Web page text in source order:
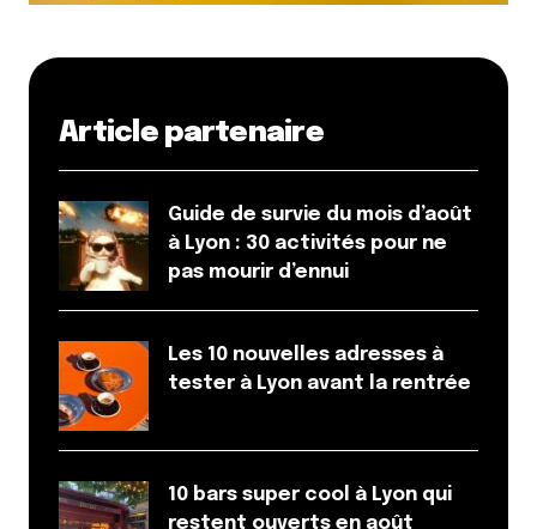
Article partenaire
Guide de survie du mois d’août
à Lyon : 30 activités pour ne
pas mourir d’ennui
Les 10 nouvelles adresses à
tester à Lyon avant la rentrée
10 bars super cool à Lyon qui
restent ouverts en août